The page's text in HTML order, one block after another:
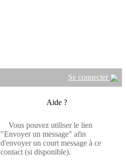
Se connecter
Aide ?
Vous pouvez utiliser le lien
"Envoyer un message" afin
d'envoyer un court message à ce
contact (si disponible).